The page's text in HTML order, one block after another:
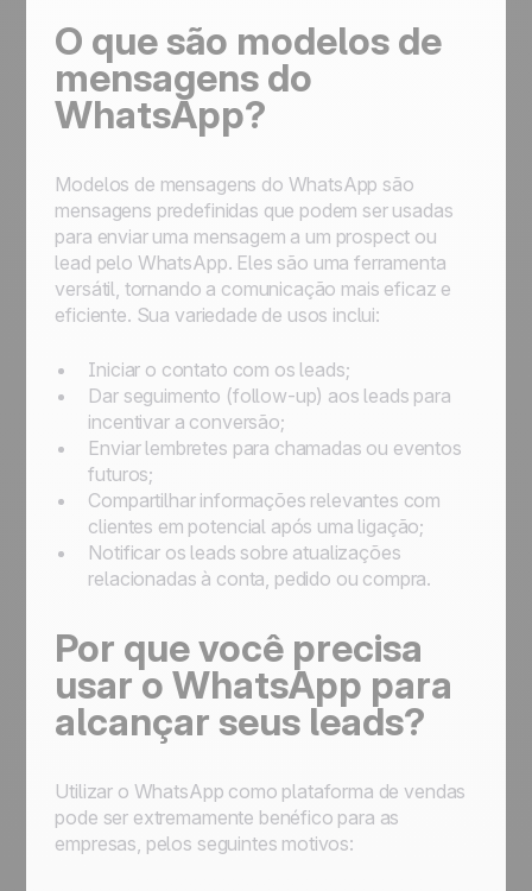
O que são modelos de
mensagens do
WhatsApp?
Modelos de mensagens do WhatsApp são
mensagens predefinidas que podem ser usadas
para enviar uma mensagem a um prospect ou
lead pelo WhatsApp. Eles são uma ferramenta
versátil, tornando a comunicação mais eficaz e
eficiente. Sua variedade de usos inclui:
Iniciar o contato com os leads;
Dar seguimento (follow-up) aos leads para
incentivar a conversão;
Enviar lembretes para chamadas ou eventos
futuros;
Compartilhar informações relevantes com
clientes em potencial após uma ligação;
Notificar os leads sobre atualizações
relacionadas à conta, pedido ou compra.
Por que você precisa
usar o WhatsApp para
alcançar seus leads?
Utilizar o WhatsApp como plataforma de vendas
pode ser extremamente benéfico para as
empresas, pelos seguintes motivos: